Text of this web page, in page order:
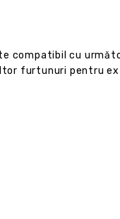
compatibil cu
furtunuri pentru